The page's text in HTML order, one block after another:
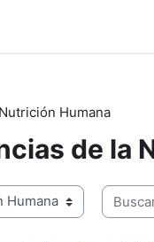
Humana
de la
Buscar